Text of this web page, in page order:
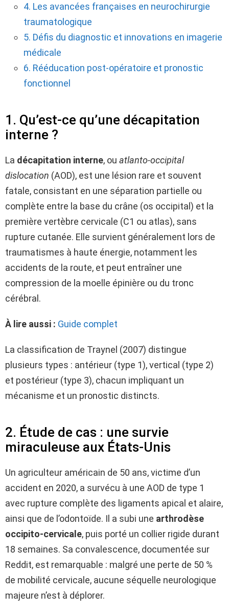
4. Les avancées françaises en neurochirurgie
traumatologique
5. Défis du diagnostic et innovations en imagerie
médicale
6. Rééducation post-opératoire et pronostic
fonctionnel
1. Qu’est-ce qu’une décapitation
interne ?
La décapitation interne, ou atlanto-occipital
dislocation (AOD), est une lésion rare et souvent
fatale, consistant en une séparation partielle ou
complète entre la base du crâne (os occipital) et la
première vertèbre cervicale (C1 ou atlas), sans
rupture cutanée. Elle survient généralement lors de
traumatismes à haute énergie, notamment les
accidents de la route, et peut entraîner une
compression de la moelle épinière ou du tronc
cérébral.
À lire aussi : Guide complet
La classification de Traynel (2007) distingue
plusieurs types : antérieur (type 1), vertical (type 2)
et postérieur (type 3), chacun impliquant un
mécanisme et un pronostic distincts.
2. Étude de cas : une survie
miraculeuse aux États-Unis
Un agriculteur américain de 50 ans, victime d’un
accident en 2020, a survécu à une AOD de type 1
avec rupture complète des ligaments apical et alaire,
ainsi que de l’odontoïde. Il a subi une arthrodèse
occipito-cervicale, puis porté un collier rigide durant
18 semaines. Sa convalescence, documentée sur
Reddit, est remarquable : malgré une perte de 50 %
de mobilité cervicale, aucune séquelle neurologique
majeure n’est à déplorer.